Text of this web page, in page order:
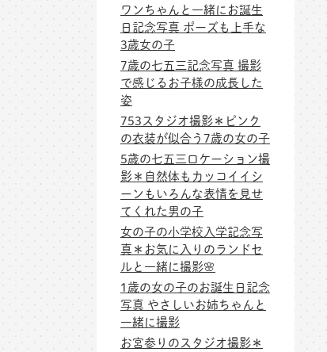
ワンちゃんと一緒にお誕生
日記念写真 ポーズも上手な
3歳女の子
7歳の七五三記念写真 撮影
で感じるお子様の成長した
姿
753スタジオ撮影＊ピンク
の衣装が似合う7歳の女の子
5歳の七五三ロケーション撮
影＊自然体もカッコイイシ
ーンもいろんな表情を見せ
てくれた男の子
女の子の小学校入学記念写
真＊お気に入りのランドセ
ルと一緒に撮影🌸
1歳の女の子のお誕生日記念
写真 やさしいお姉ちゃんと
一緒に撮影
お宮参りのスタジオ撮影＊